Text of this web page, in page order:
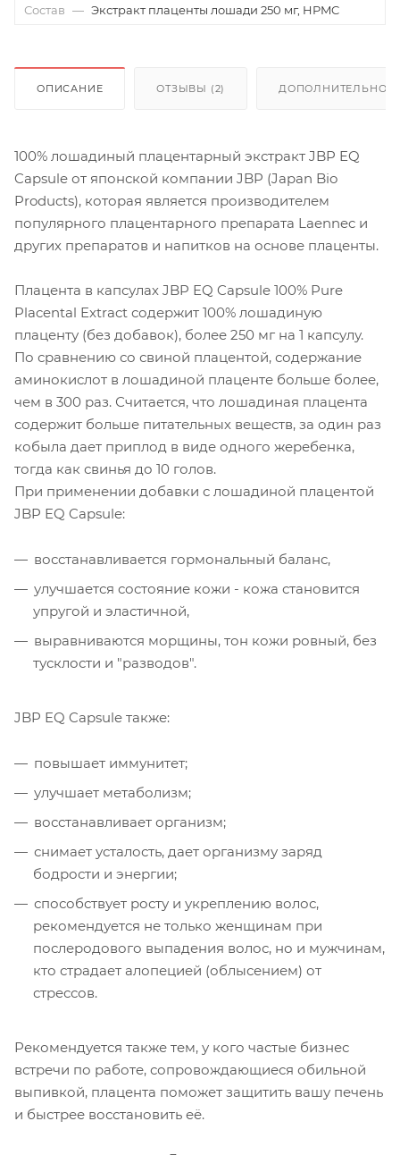
Состав — Экстракт плаценты лошади 250 мг, HPMC
ОПИСАНИЕ ОТЗЫВЫ (2) ДОПОЛНИТЕЛЬНО
100% лошадиный плацентарный экстракт JBP EQ
Capsule от японской компании JBP (Japan Bio
Products), которая является производителем
популярного плацентарного препарата Laennec и
других препаратов и напитков на основе плаценты.
Плацента в капсулах JBP EQ Capsule 100% Pure
Placental Extract содержит 100% лошадиную
плаценту (без добавок), более 250 мг на 1 капсулу.
По сравнению со свиной плацентой, содержание
аминокислот в лошадиной плаценте больше более,
чем в 300 раз. Считается, что лошадиная плацента
содержит больше питательных веществ, за один раз
кобыла дает приплод в виде одного жеребенка,
тогда как свинья до 10 голов.
При применении добавки с лошадиной плацентой
JBP EQ Capsule:
восстанавливается гормональный баланс,
улучшается состояние кожи - кожа становится
упругой и эластичной,
выравниваются морщины, тон кожи ровный, без
тусклости и "разводов".
JBP EQ Capsule также:
повышает иммунитет;
улучшает метаболизм;
восстанавливает организм;
снимает усталость, дает организму заряд
бодрости и энергии;
способствует росту и укреплению волос,
рекомендуется не только женщинам при
послеродового выпадения волос, но и мужчинам,
кто страдает алопецией (облысением) от
стрессов.
Рекомендуется также тем, у кого частые бизнес
встречи по работе, сопровождающиеся обильной
выпивкой, плацента поможет защитить вашу печень
и быстрее восстановить её.